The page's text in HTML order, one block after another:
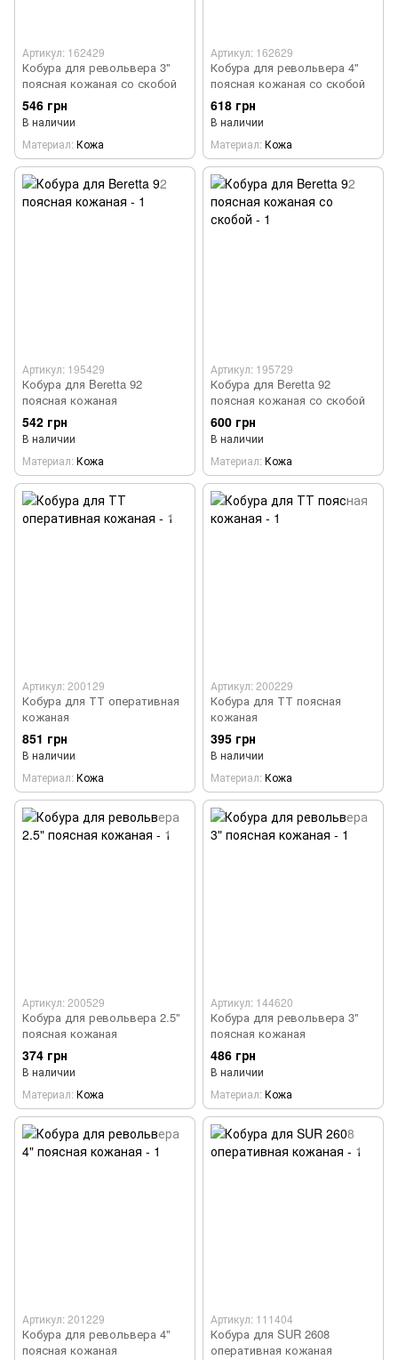
Артикул: 162429
Кобура для револьвера 3"
поясная кожаная со скобой
546 грн
В наличии
Материал Кожа
Артикул: 162629
Кобура для револьвера 4"
поясная кожаная со скобой
618 грн
В наличии
Материал Кожа
Артикул: 195429
Кобура для Beretta 92
поясная кожаная
542 грн
В наличии
Материал Кожа
Артикул: 195729
Кобура для Beretta 92
поясная кожаная со скобой
600 грн
В наличии
Материал Кожа
Артикул: 200129
Кобура для ТТ оперативная
кожаная
851 грн
В наличии
Материал Кожа
Артикул: 200229
Кобура для ТТ поясная
кожаная
395 грн
В наличии
Материал Кожа
Артикул: 200529
Кобура для револьвера 2.5"
поясная кожаная
374 грн
В наличии
Материал Кожа
Артикул: 144620
Кобура для револьвера 3"
поясная кожаная
486 грн
В наличии
Материал Кожа
Артикул: 201229
Кобура для револьвера 4"
поясная кожаная
Артикул: 111404
Кобура для SUR 2608
оперативная кожаная